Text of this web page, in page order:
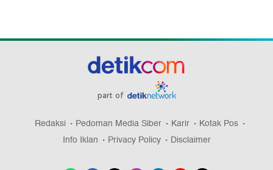
part of
Redaksi Pedoman Media Siber Karir
Kotak Pos
Info Iklan
Privacy Policy Disclaimer